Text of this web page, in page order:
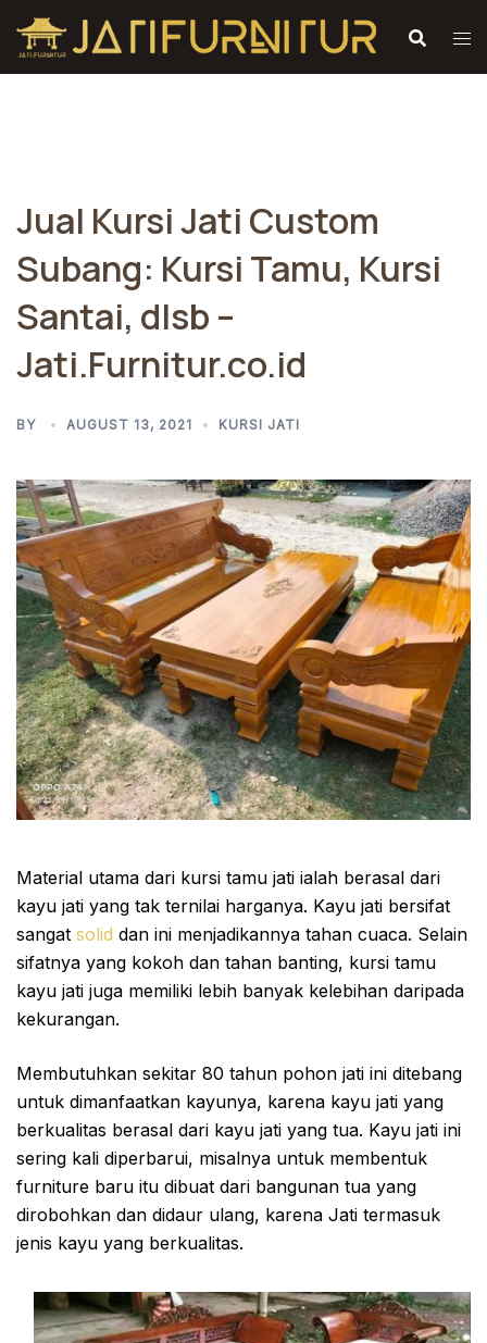
Skip
content
Jual Kursi Jati Custom
Subang: Kursi Tamu, Kursi
Santai, dlsb –
Jati.Furnitur.co.id
BY AUGUST 13, 2021 KURSI JATI
Material utama dari kursi tamu jati ialah berasal dari
kayu jati yang tak ternilai harganya. Kayu jati bersifat
sangat solid dan ini menjadikannya tahan cuaca. Selain
sifatnya yang kokoh dan tahan banting, kursi tamu
kayu jati juga memiliki lebih banyak kelebihan daripada
kekurangan.
Membutuhkan sekitar 80 tahun pohon jati ini ditebang
untuk dimanfaatkan kayunya, karena kayu jati yang
berkualitas berasal dari kayu jati yang tua. Kayu jati ini
sering kali diperbarui, misalnya untuk membentuk
furniture baru itu dibuat dari bangunan tua yang
dirobohkan dan didaur ulang, karena Jati termasuk
jenis kayu yang berkualitas.